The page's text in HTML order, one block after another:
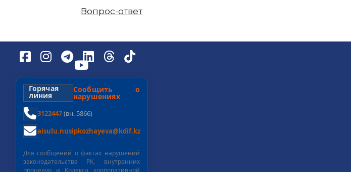
Вопрос-ответ
Горячая
линия
Сообщить о
нарушениях
3122447(вн. 5866)
aisulu.nusipkozhayeva@kdif.kz
Для сообщений о фактах нарушений
законодательства РК, внутренних
процедур и Кодекса корпоративной